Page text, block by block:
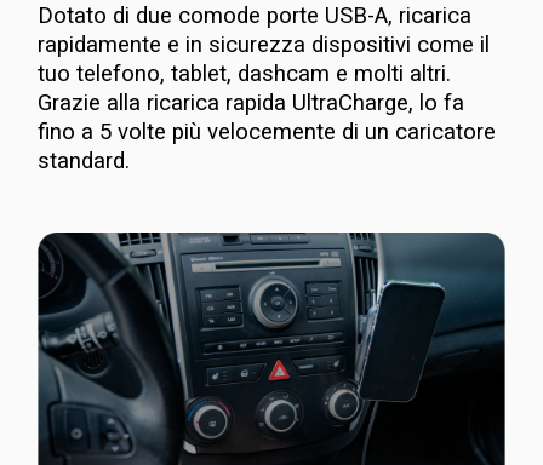
Dotato di due comode porte USB-A, ricarica
rapidamente e in sicurezza dispositivi come il
tuo telefono, tablet, dashcam e molti altri.
Grazie alla ricarica rapida UltraCharge, lo fa
fino a 5 volte più velocemente di un caricatore
standard.